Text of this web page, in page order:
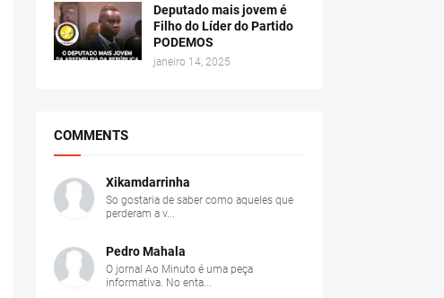
Deputado mais jovem é
Filho do Líder do Partido
PODEMOS
janeiro 14, 2025
COMMENTS
Xikamdarrinha
So gostaria de saber como aqueles que
perderam a v...
Pedro Mahala
O jornal Ao Minuto é uma peça
informativa. No enta...